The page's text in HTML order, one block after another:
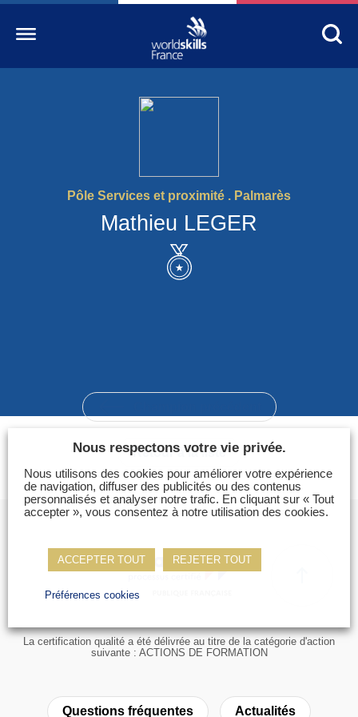
Pôle Services et proximité . Palmarès
Mathieu LEGER
La compétition
Découvrez un métier
S’informer
Vidéos
Suivez l’Équipe de France des métiers
Shanghai 2026
Questions fréquentes
Actualités
Espace presse
Inscription à la newsletter
Retour à la liste
La certification qualité a été délivrée au titre de la catégorie d'action
suivante : ACTIONS DE FORMATION
Questions fréquentes Actualités
Nous respectons votre vie privée.
Nous utilisons des cookies pour améliorer votre expérience
de navigation, diffuser des publicités ou des contenus
personnalisés et analyser notre trafic. En cliquant sur « Tout
accepter », vous consentez à notre utilisation des cookies.
ACCEPTER TOUT REJETER TOUT
Préférences cookies